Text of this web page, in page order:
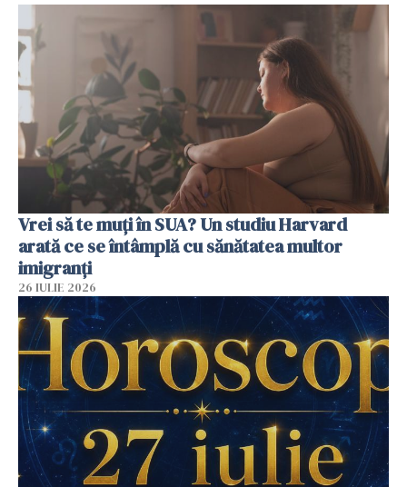
Vrei să te muți în SUA? Un studiu Harvard
arată ce se întâmplă cu sănătatea multor
imigranți
26 IULIE 2026